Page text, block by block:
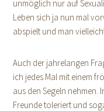
unmöglich nur auf
Leben sich ja nun mal
abspielt und man
Auch der jahrelangen
ich jedes Mal mit einem
aus den Segeln
Freunde toleriert und